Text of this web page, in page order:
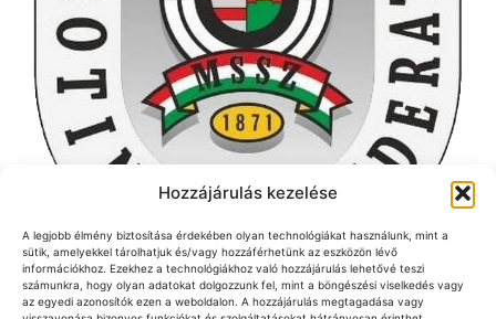
Hozzájárulás kezelése
A legjobb élmény biztosítása érdekében olyan technológiákat használunk, mint a
sütik, amelyekkel tárolhatjuk és/vagy hozzáférhetünk az eszközön lévő
információkhoz. Ezekhez a technológiákhoz való hozzájárulás lehetővé teszi
számunkra, hogy olyan adatokat dolgozzunk fel, mint a böngészési viselkedés vagy
az egyedi azonosítók ezen a weboldalon. A hozzájárulás megtagadása vagy